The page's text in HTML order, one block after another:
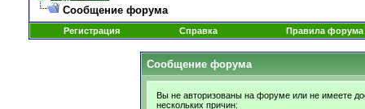
Сообщение форума
Регистрация Справка Правила форума
Сообщение форума
Вы не авторизованы на форуме или не имеете
нескольких причин: